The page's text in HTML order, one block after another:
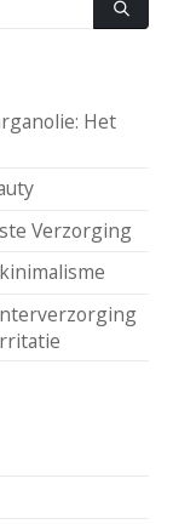
Het
Verzorging